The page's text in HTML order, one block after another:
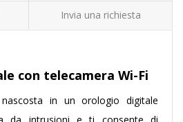
Invia una richiesta
con telecamera Wi-Fi
in un orologio digitale